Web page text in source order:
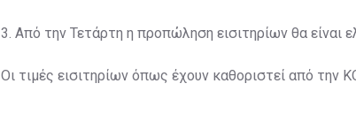
3. Από την Τετάρτη η προπώληση εισιτηρίων θα είναι
Οι τιμές εισιτηρίων όπως έχουν καθοριστεί από την